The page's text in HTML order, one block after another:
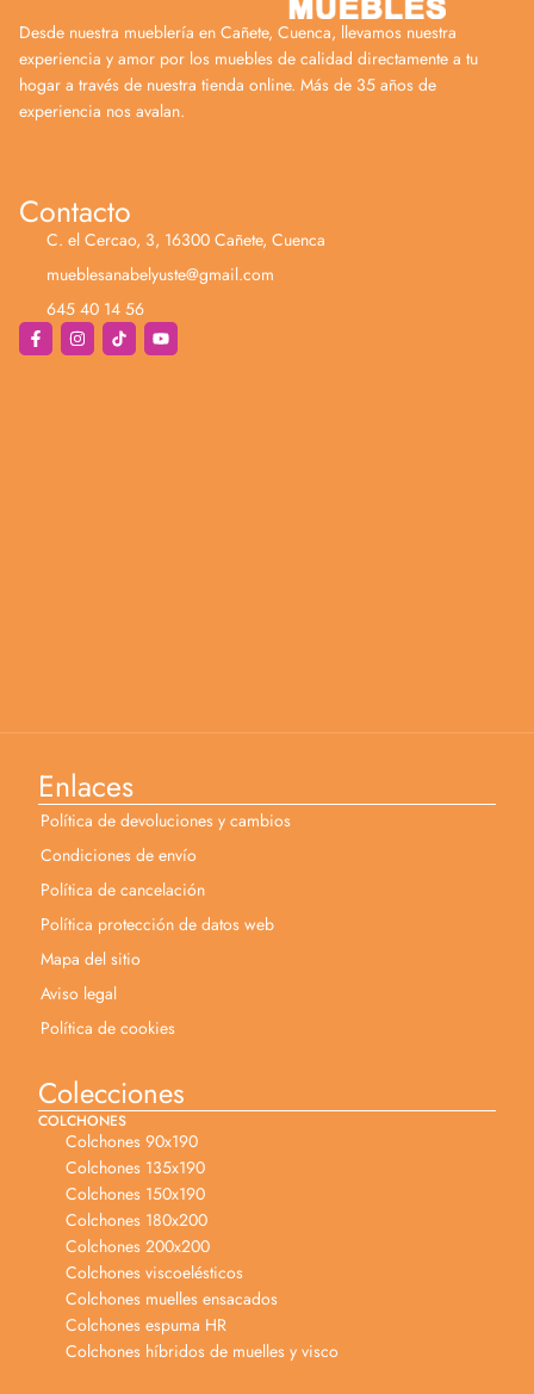
Desde nuestra mueblería en Cañete, Cuenca, llevamos nuestra
experiencia y amor por los muebles de calidad directamente a tu
hogar a través de nuestra tienda online. Más de 35 años de
experiencia nos avalan.
Contacto
C. el Cercao, 3, 16300 Cañete, Cuenca
mueblesanabelyuste@gmail.com
645 40 14 56
Enlaces
Política de devoluciones y cambios
Condiciones de envío
Política de cancelación
Política protección de datos web
Mapa del sitio
Aviso legal
Política de cookies
Colecciones
COLCHONES
Colchones 90x190
Colchones 135x190
Colchones 150x190
Colchones 180x200
Colchones 200x200
Colchones viscoelésticos
Colchones muelles ensacados
Colchones espuma HR
Colchones híbridos de muelles y visco